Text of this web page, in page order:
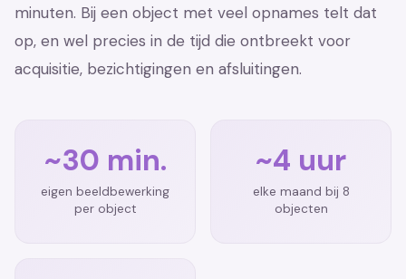
minuten. Bij een object met veel opnames telt dat
op, en wel precies in de tijd die ontbreekt voor
acquisitie, bezichtigingen en afsluitingen.
~30 min.
eigen beeldbewerking
per object
~4 uur
elke maand bij 8
objecten